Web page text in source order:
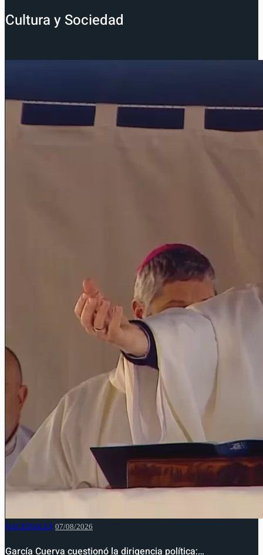
Cultura y Sociedad
NACIONALES 07/08/2026
García Cuerva cuestionó la dirigencia política:…